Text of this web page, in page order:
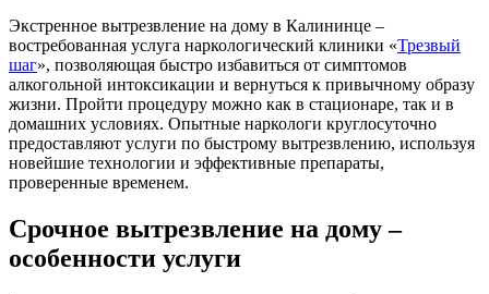
Экстренное вытрезвление на дому в Калининце –
востребованная услуга наркологический клиники «Трезвый
шаг», позволяющая быстро избавиться от симптомов
алкогольной интоксикации и вернуться к привычному образу
жизни. Пройти процедуру можно как в стационаре, так и в
домашних условиях. Опытные наркологи круглосуточно
предоставляют услуги по быстрому вытрезвлению, используя
новейшие технологии и эффективные препараты,
проверенные временем.
Срочное вытрезвление на дому –
особенности услуги